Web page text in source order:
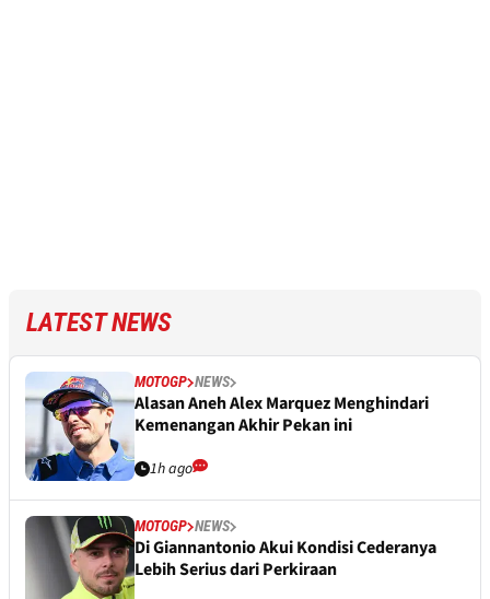
LATEST NEWS
MOTOGP NEWS
Alasan Aneh Alex Marquez Menghindari
Kemenangan Akhir Pekan ini
1h ago
MOTOGP NEWS
Di Giannantonio Akui Kondisi Cederanya
Lebih Serius dari Perkiraan